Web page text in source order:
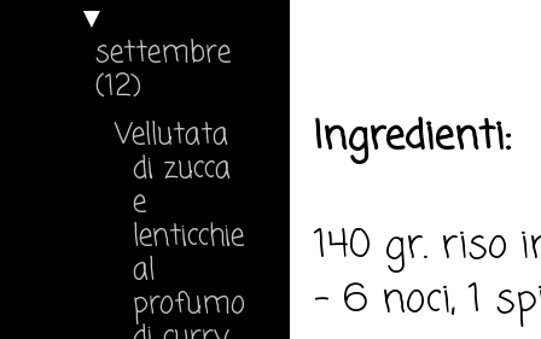
Ingredienti:
140 gr. riso
- 6 noci, 1
▼
settembre
(12)
Vellutata
di zucca
e
lenticchie
al
profumo